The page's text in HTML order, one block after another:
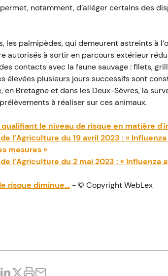
notamment, d’alléger certains des
les palmipèdes, qui demeurent astreints à
autorisés à sortir en parcours extérieur
contacts avec la faune sauvage : filets,
élevées plusieurs jours successifs sont
en Bretagne et dans les Deux-Sèvres, la
à réaliser sur ces animaux.
le niveau de risque en matière
l’Agriculture du 19 avril 2023 : «
mesures »
l’Agriculture du 2 mai 2023 : « Influenza
risque diminue… - © Copyright WebLex